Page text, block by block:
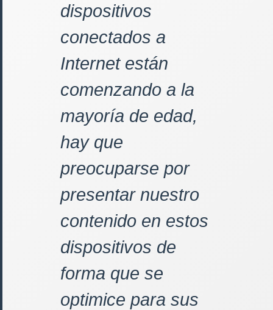
dispositivos
conectados a
Internet están
comenzando a la
mayoría de edad,
hay que
preocuparse por
presentar nuestro
contenido en estos
dispositivos de
forma que se
optimice para sus